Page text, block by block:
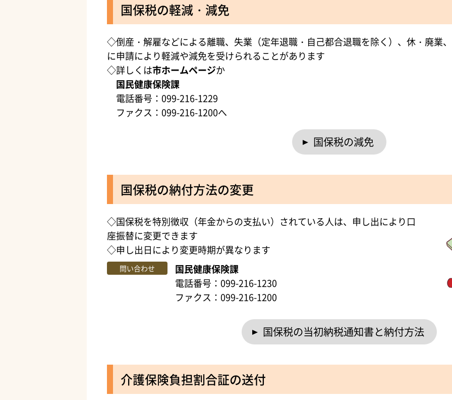
国保税の軽減・減免
◇倒産・解雇などによる離職、失業（定年退職・自己都合退職を除く）、休・廃業
に申請により軽減や減免を受けられることがあります
◇詳しくは市ホームページか
国民健康保険課
電話番号：099-216-1229
ファクス：099-216-1200へ
国保税の減免
国保税の納付方法の変更
◇国保税を特別徴収（年金からの支払い）されている人は、申し出により口
座振替に変更できます
◇申し出日により変更時期が異なります
問い合わせ
国民健康保険課
電話番号：099-216-1230
ファクス：099-216-1200
国保税の当初納税通知書と納付方法
介護保険負担割合証の送付